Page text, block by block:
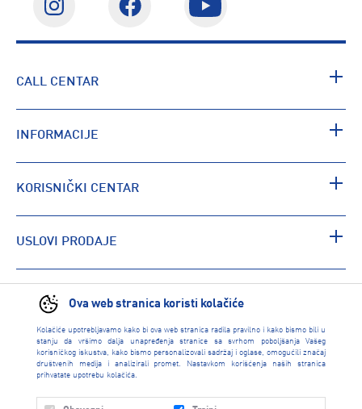
Ova web stranica koristi kolačiće
Kolačiće upotrebljavamo kako bi ova web stranica radila pravilno i kako bismo bili u
stanju da vršimo dalja unapređenja stranice sa svrhom poboljšanja Vašeg
korisničkog iskustva, kako bismo personalizovali sadržaj i oglase, omogućili značaj
društvenih medija i analizirali promet. Nastavkom korišćenja naših stranica
prihvatate upotrebu kolačića.
CALL CENTAR
INFORMACIJE
KORISNIČKI CENTAR
USLOVI PRODAJE
PRONAĐI RADNJU